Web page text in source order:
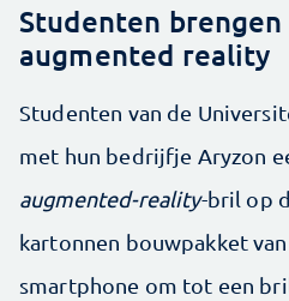
Studenten
augmented reality
Studenten van de
met hun bedrijfje Aryzon
augmented-reality-bril op
kartonnen bouwpakket
smartphone om tot een